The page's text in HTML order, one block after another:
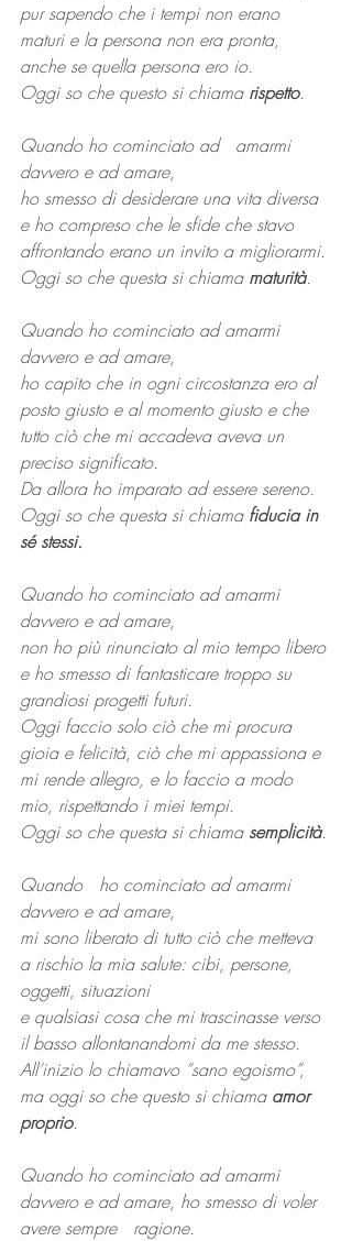
pur sapendo che i tempi non erano
maturi e la persona non era pronta,
anche se quella persona ero io.
Oggi so che questo si chiama rispetto.
Quando ho cominciato ad   amarmi
davvero e ad amare,
ho smesso di desiderare una vita diversa
e ho compreso che le sfide che stavo
affrontando erano un invito a migliorarmi.
Oggi so che questa si chiama maturità.
Quando ho cominciato ad amarmi
davvero e ad amare,
ho capito che in ogni circostanza ero al
posto giusto e al momento giusto e che
tutto ciò che mi accadeva aveva un
preciso significato.
Da allora ho imparato ad essere sereno.
Oggi so che questa si chiama fiducia in
sé stessi.
Quando ho cominciato ad amarmi
davvero e ad amare,
non ho più rinunciato al mio tempo libero
e ho smesso di fantasticare troppo su
grandiosi progetti futuri.
Oggi faccio solo ciò che mi procura
gioia e felicità, ciò che mi appassiona e
mi rende allegro, e lo faccio a modo
mio, rispettando i miei tempi.
Oggi so che questa si chiama semplicità.
Quando   ho cominciato ad amarmi
davvero e ad amare,
mi sono liberato di tutto ciò che metteva
a rischio la mia salute: cibi, persone,
oggetti, situazioni
e qualsiasi cosa che mi trascinasse verso
il basso allontanandomi da me stesso.
All’inizio lo chiamavo “sano egoismo”,
ma oggi so che questo si chiama amor
proprio.
Quando ho cominciato ad amarmi
davvero e ad amare, ho smesso di voler
avere sempre   ragione.